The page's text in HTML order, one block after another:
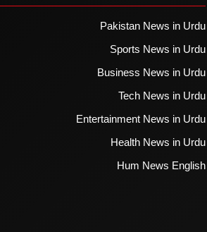
Pakistan News in Urdu
Sports News in Urdu
Business News in Urdu
Tech News in Urdu
Entertainment News in Urdu
Health News in Urdu
Hum News English